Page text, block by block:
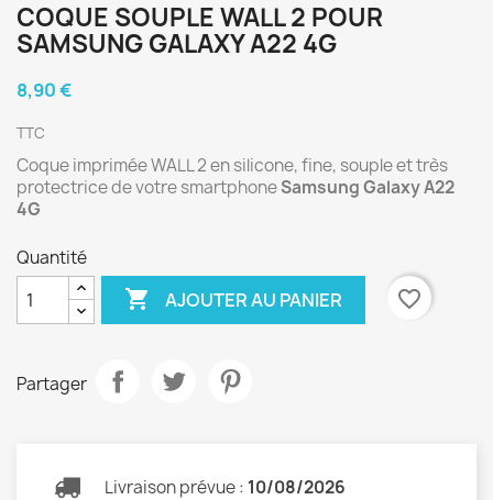
COQUE SOUPLE WALL 2 POUR
SAMSUNG GALAXY A22 4G
8,90 €
TTC
Coque imprimée WALL 2 en silicone, fine, souple et très
protectrice de votre smartphoneSamsung Galaxy A22
4G
Quantité
 AJOUTER AU PANIER favorite_border
Partager
Livraison prévue : 10/08/2026